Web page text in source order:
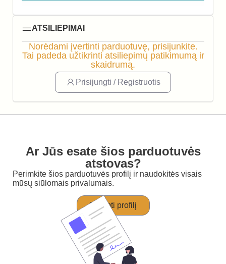
ATSILIEPIMAI
Norėdami įvertinti parduotuvę, prisijunkite.
Tai padeda užtikrinti atsiliepimų patikimumą ir
skaidrumą.
Prisijungti / Registruotis
Ar Jūs esate šios parduotuvės
atstovas?
Perimkite šios parduotuvės profilį ir naudokitės visais
mūsų siūlomais privalumais.
Perimti profilį